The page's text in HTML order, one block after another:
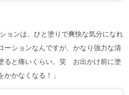
ョンは、ひと塗りで爽快な気分になれ
ーションなんですが、かなり強力な清
ると痛いくらい。笑 お出かけ前に塗
かなくなる！」